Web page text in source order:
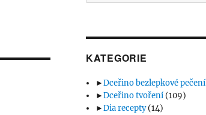
KATEGORIE
►Dceřino bezlepkové pečení
►Dceřino tvoření (109)
►Dia recepty(14)